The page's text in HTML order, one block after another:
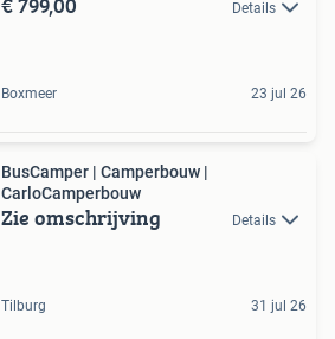
Details
Boxmeer 23 jul 26
BusCamper | Camperbouw |
CarloCamperbouw
Zie omschrijving Details
Tilburg 31 jul 26